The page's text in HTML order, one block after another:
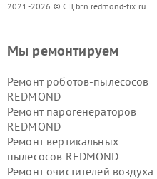
2021-2026 © СЦ brn.redmond-fix.ru
Мы ремонтируем
Ремонт роботов-пылесосов
REDMOND
Ремонт парогенераторов
REDMOND
Ремонт вертикальных
пылесосов REDMOND
Ремонт очистителей воздуха